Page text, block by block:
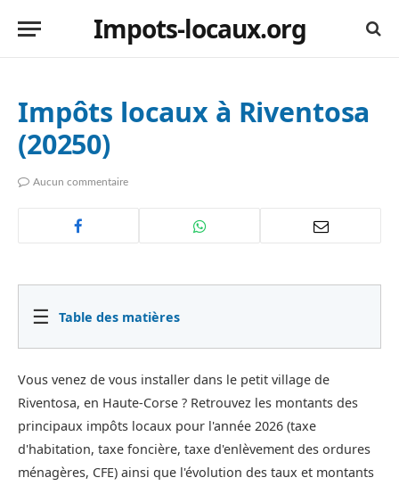
Impots-locaux.org
Impôts locaux à Riventosa
(20250)
Aucun commentaire
☰ Table des matières
Vous venez de vous installer dans le petit village de
Riventosa, en Haute-Corse ? Retrouvez les montants des
principaux impôts locaux pour l'année 2026 (taxe
d'habitation, taxe foncière, taxe d'enlèvement des ordures
ménagères, CFE) ainsi que l'évolution des taux et montants